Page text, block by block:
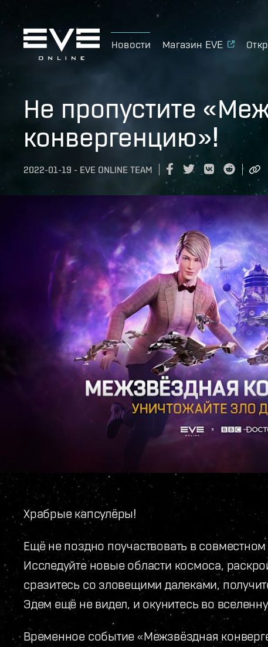
Новости Магазин EVE
Не пропустите
конвергенцию»!
2022-01-19 - EVE ONLINE TEAM
Храбрые капсулёры!
Ещё не поздно поучаствовать в
Исследуйте новые области космоса,
сразитесь со зловещими далеками,
Эдем ещё не видел, и окунитесь во
Временное событие «Межзвёздная